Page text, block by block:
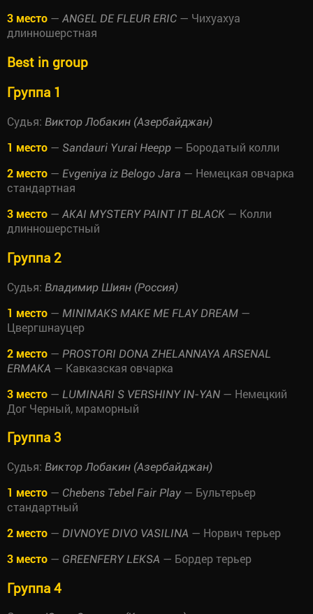
3 место — ANGEL DE FLEUR ERIC — Чихуахуа
длинношерстная
Best in group
Группа 1
Судья: Виктор Лобакин (Азербайджан)
1 место — Sandauri Yurai Heepp — Бородатый колли
2 место — Evgeniya iz Belogo Jara — Немецкая овчарка
стандартная
3 место — AKAI MYSTERY PAINT IT BLACK — Колли
длинношерстный
Группа 2
Судья: Владимир Шиян (Россия)
1 место — MINIMAKS MAKE ME FLAY DREAM —
Цвергшнауцер
2 место — PROSTORI DONA ZHELANNAYA ARSENAL
ERMAKA — Кавказская овчарка
3 место — LUMINARI S VERSHINY IN-YAN — Немецкий
Дог Черный, мраморный
Группа 3
Судья: Виктор Лобакин (Азербайджан)
1 место — Chebens Tebel Fair Play — Бультерьер
стандартный
2 место — DIVNOYE DIVO VASILINA — Норвич терьер
3 место — GREENFERY LEKSA — Бордер терьер
Группа 4